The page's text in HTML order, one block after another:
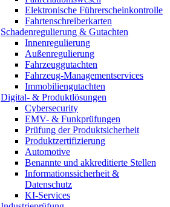
Elektronische Führerscheinkontrolle
Fahrtenschreiberkarten
Schadenregulierung & Gutachten
Innenregulierung
Außenregulierung
Fahrzeuggutachten
Fahrzeug-Managementservices
Immobiliengutachten
Digital- & Produktlösungen
Cybersecurity
EMV- & Funkprüfungen
Prüfung der Produktsicherheit
Produktzertifizierung
Automotive
Benannte und akkreditierte Stellen
Informationssicherheit &
Datenschutz
KI-Services